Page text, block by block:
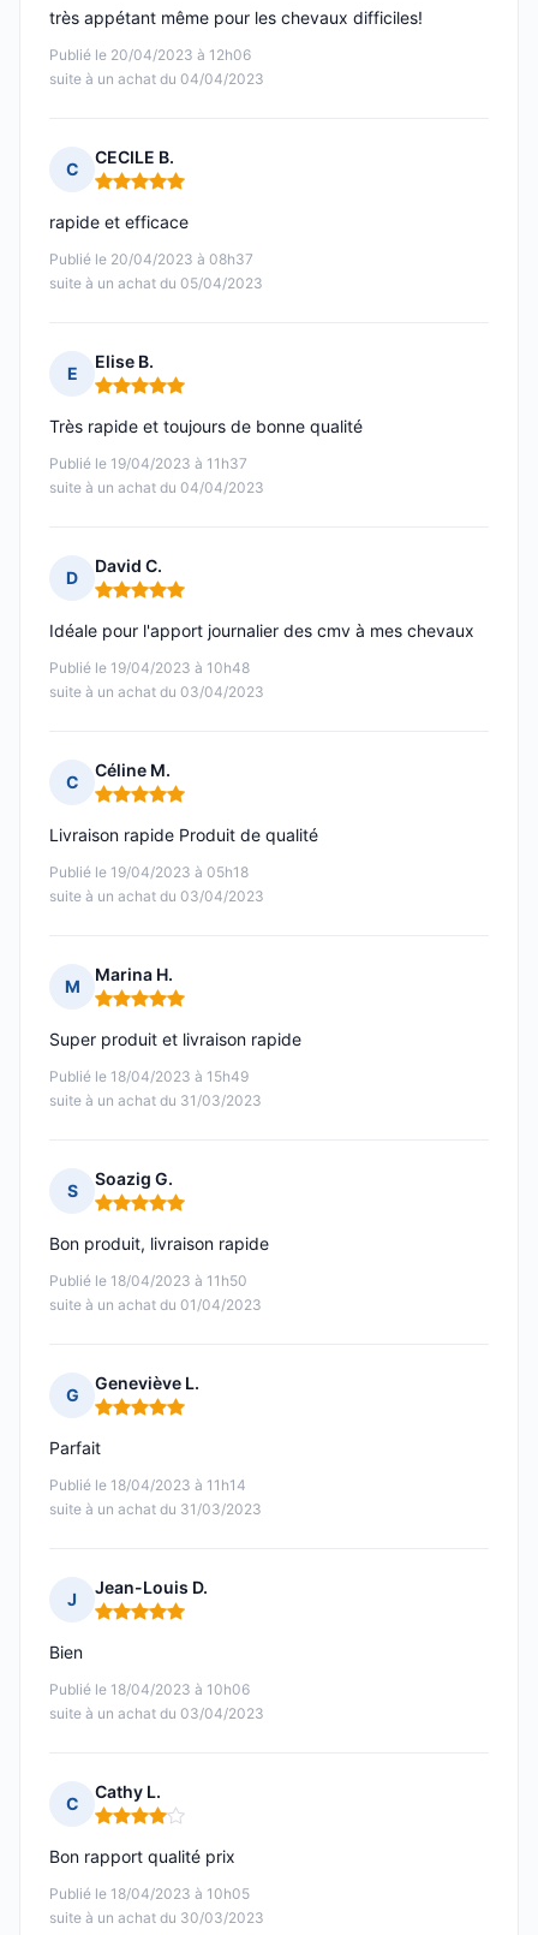
Publié le 20/04/2023 à 12h06
suite à un achat du 04/04/2023
très appétant même pour les chevaux difficiles!
C
CECILE B.
Note : 5 sur 5
Publié le 20/04/2023 à 08h37
suite à un achat du 05/04/2023
rapide et efficace
E
Elise B.
Note : 5 sur 5
Publié le 19/04/2023 à 11h37
suite à un achat du 04/04/2023
Très rapide et toujours de bonne qualité
D
David C.
Note : 5 sur 5
Publié le 19/04/2023 à 10h48
suite à un achat du 03/04/2023
Idéale pour l'apport journalier des cmv à mes chevaux
C
Céline M.
Note : 5 sur 5
Publié le 19/04/2023 à 05h18
suite à un achat du 03/04/2023
Livraison rapide Produit de qualité
M
Marina H.
Note : 5 sur 5
Publié le 18/04/2023 à 15h49
suite à un achat du 31/03/2023
Super produit et livraison rapide
S
Soazig G.
Note : 5 sur 5
Publié le 18/04/2023 à 11h50
suite à un achat du 01/04/2023
Bon produit, livraison rapide
G
Geneviève L.
Note : 5 sur 5
Publié le 18/04/2023 à 11h14
suite à un achat du 31/03/2023
Parfait
J
Jean-Louis D.
Note : 5 sur 5
Publié le 18/04/2023 à 10h06
suite à un achat du 03/04/2023
Bien
C
Cathy L.
Note : 4 sur 5
Publié le 18/04/2023 à 10h05
suite à un achat du 30/03/2023
Bon rapport qualité prix